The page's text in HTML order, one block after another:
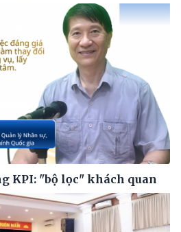
KPI: "bộ lọc" khách quan